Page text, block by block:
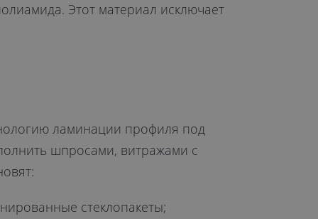
Этот материал исключает
ламинации профиля под
шпросами, витражами с
стеклопакеты;